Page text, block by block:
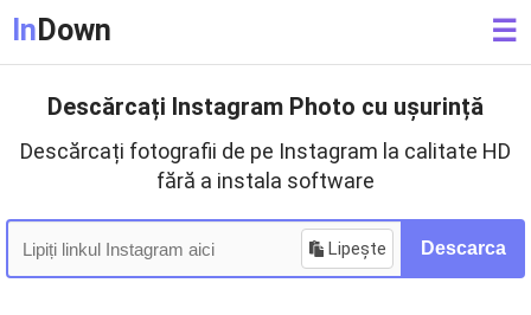
In Down ☰
Descărcați Instagram Photo cu ușurință
Descărcați fotografii de pe Instagram la calitate HD
fără a instala software
Lipește Descarca